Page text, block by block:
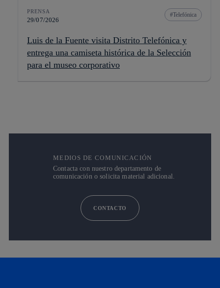
PRENSA
29/07/2026
Telefónica
Luis de la Fuente visita Distrito Telefónica y
entrega una camiseta histórica de la Selección
para el museo corporativo
MEDIOS DE COMUNICACIÓN
Contacta con nuestro departamento de
comunicación o solicita material adicional.
CONTACTO